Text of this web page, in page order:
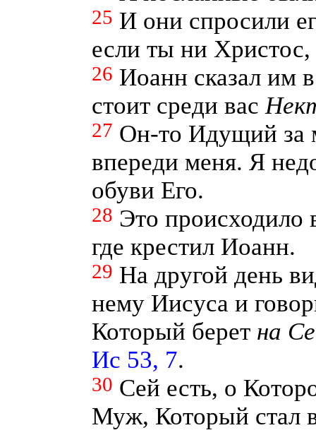
25 И они спросили
если ты ни
26 Иоанн сказал им
стоит среди вас
27 Он-то Идущий за
впереди меня. Я
обуви Его.
28 Это
где крестил Иоанн.
29 На другой день
нему Иисуса и
Который берет на
Ис 53, 7.
30 Сей есть, о
Муж, Который стал